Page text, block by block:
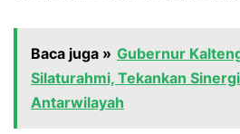
Baca juga » Gubernur
Silaturahmi, Tekankan
Antarwilayah